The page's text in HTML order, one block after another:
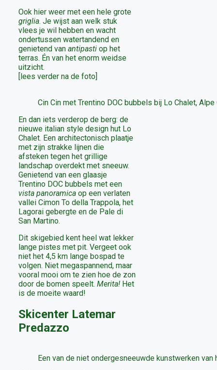
Ook hier weer met een hele grote
griglia. Je wijst aan welk stuk
vlees je wil hebben en wacht
ondertussen watertandend en
genietend van antipasti op het
terras. Én van het enorm weidse
uitzicht.
[lees verder na de foto]
Cin Cin met Trentino DOC bubbels bij Lo Chalet,
En dan iets verderop de berg: de
nieuwe italian style design hut Lo
Chalet. Een architectonisch plaatje
met zijn strakke lijnen die
afsteken tegen het grillige
landschap overdekt met sneeuw.
Genietend van een glaasje
Trentino DOC bubbels met een
vista panoramica op een verlaten
vallei Cimon To della Trappola, het
Lagorai gebergte en de Pale di
San Martino.
Dit skigebied kent heel wat lekker
lange pistes met pit. Vergeet ook
niet het 4,5 km lange bospad te
volgen. Niet megaspannend, maar
vooral mooi om te zien hoe de zon
door de bomen speelt. Merita! Het
is de moeite waard!
Skicenter Latemar
Predazzo
Een van de niet ondergesneeuwde kunstwerken van